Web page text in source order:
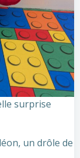
surprise
un drôle de